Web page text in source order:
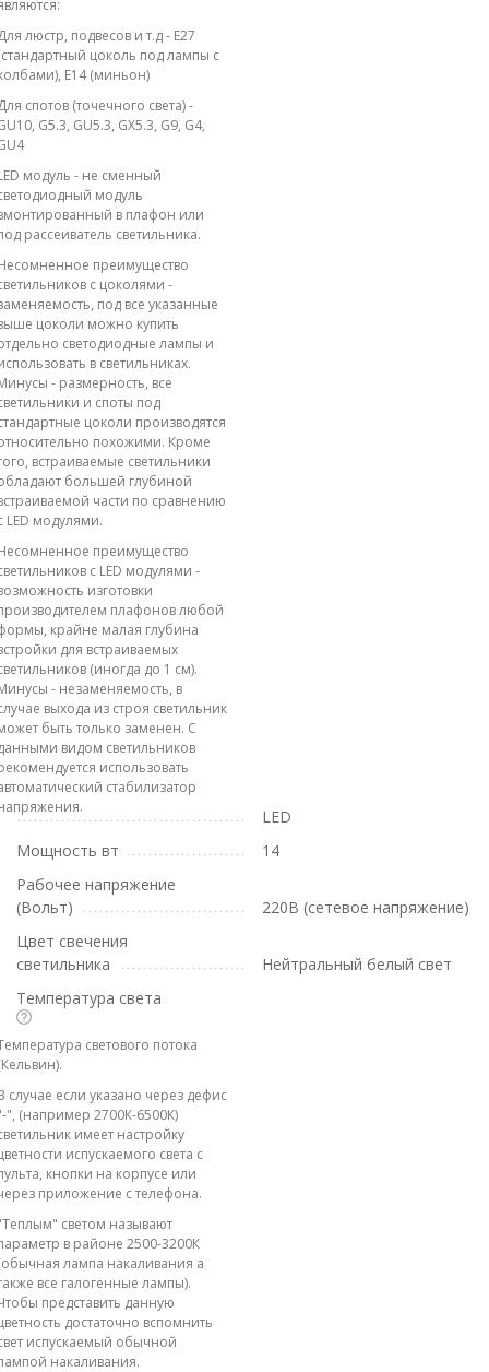
люстр, подвесов и т.д - E27
цоколь под лампы с
E14 (миньон)
спотов (точечного света) -
G5.3, GU5.3, GX5.3, G9, G4,
модуль - не сменный
модуль
в плафон или
рассеиватель светильника.
преимущество
с цоколями -
под все указанные
цоколи можно купить
светодиодные лампы и
в светильниках.
- размерность, все
и споты под
цоколи производятся
похожими. Кроме
встраиваемые светильники
большей глубиной
части по сравнению
LED модулями.
преимущество
с LED модулями -
изготовки
плафонов любой
крайне малая глубина
для встраиваемых
(иногда до 1 см).
- незаменяемость, в
выхода из строя светильник
быть только заменен. С
видом светильников
использовать
стабилизатор
LED
Мощность вт
14
Рабочее напряжение
(Вольт)
220В (сетевое напряжение)
Цвет свечения
светильника
Нейтральный белый свет
Температура света
светового потока
случае если указано через дефис
", (например 2700К-6500К)
имеет настройку
испускаемого света с
кнопки на корпусе или
приложение с телефона.
светом называют
в районе 2500-3200К
лампа накаливания а
все галогенные лампы).
представить данную
достаточно вспомнить
испускаемый обычной
накаливания.